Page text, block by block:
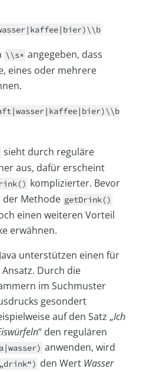
\\s* angegeben, dass
eines oder mehrere
sieht durch reguläre
aus, dafür erscheint
komplizierter. Bevor
der Methode getDrink()
einen weiteren Vorteil
erwähnen.
unterstützen einen für
Durch die
im Suchmuster
gesondert
auf den Satz „Ich
“ den regulären
anwenden, wird
den Wert Wasser